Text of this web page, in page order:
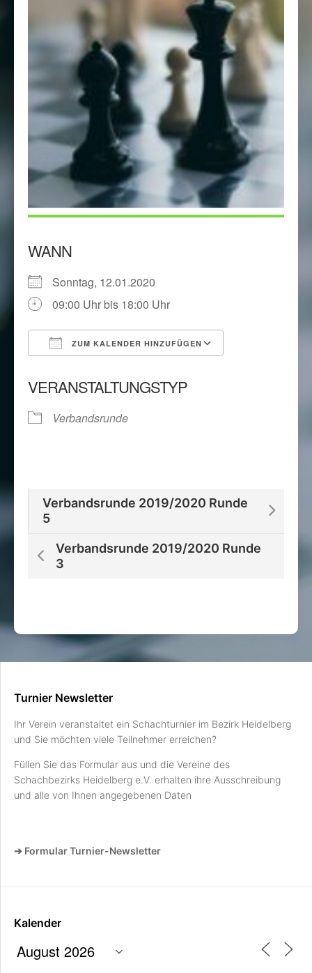
WANN
Sonntag, 12.01.2020
09:00 Uhr bis 18:00 Uhr
ZUM KALENDER HINZUFÜGEN
VERANSTALTUNGSTYP
Verbandsrunde
Verbandsrunde 2019/2020 Runde
5
Verbandsrunde 2019/2020 Runde
3
Turnier Newsletter
Ihr Verein veranstaltet ein Schachturnier im Bezirk Heidelberg
und Sie möchten viele Teilnehmer erreichen?
Füllen Sie das Formular aus und die Vereine des
Schachbezirks Heidelberg e.V. erhalten ihre Ausschreibung
und alle von Ihnen angegebenen Daten
➔ Formular Turnier-Newsletter
Kalender